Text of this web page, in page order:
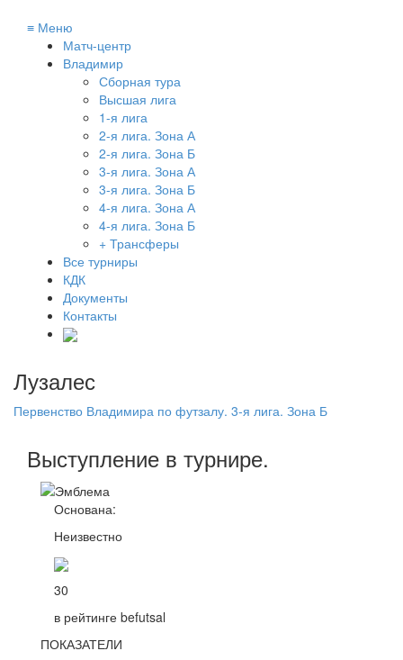
≡ Меню
Матч-центр
Владимир
Сборная тура
Высшая лига
1-я лига
2-я лига. Зона А
2-я лига. Зона Б
3-я лига. Зона А
3-я лига. Зона Б
4-я лига. Зона А
4-я лига. Зона Б
+ Трансферы
Все турниры
КДК
Документы
Контакты
Лузалес
Первенство Владимира по футзалу. 3-я лига. Зона Б
Выступление в турнире.
Основана:
Неизвестно
30
в рейтинге befutsal
ПОКАЗАТЕЛИ